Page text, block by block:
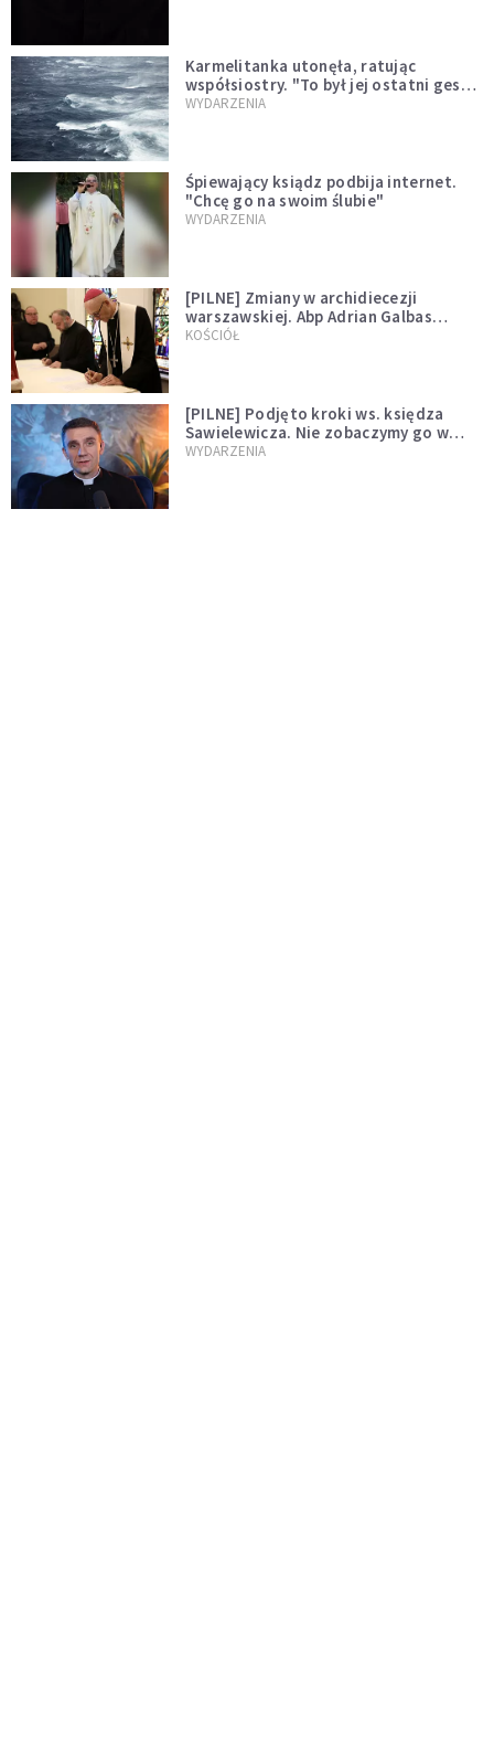
Karmelitanka utonęła, ratując
współsiostry. "To był jej ostatni gest
miłości"
WYDARZENIA
Śpiewający ksiądz podbija internet.
"Chcę go na swoim ślubie"
WYDARZENIA
[PILNE] Zmiany w archidiecezji
warszawskiej. Abp Adrian Galbas
wręczył dekrety nowym proboszczom
KOŚCIÓŁ
[PILNE] Podjęto kroki ws. księdza
Sawielewicza. Nie zobaczymy go w
mediach
WYDARZENIA